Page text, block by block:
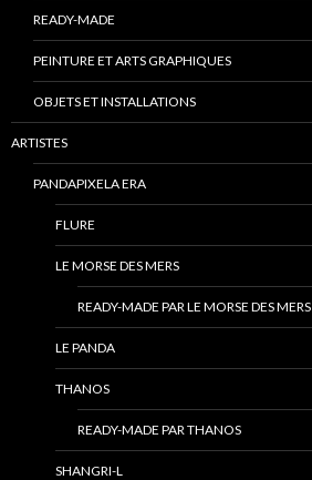
READY-MADE
PEINTURE ET ARTS GRAPHIQUES
OBJETS ET INSTALLATIONS
ARTISTES
PANDAPIXELA ERA
FLURE
LE MORSE DES MERS
READY-MADE PAR LE MORSE DES MERS
LE PANDA
THANOS
READY-MADE PAR THANOS
SHANGRI-L